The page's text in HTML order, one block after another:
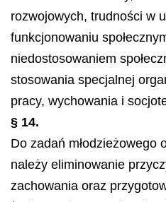
rozwojowych, trudności w
funkcjonowaniu
niedostosowaniem
stosowania specjalnej
pracy, wychowania i
§ 14.
Do zadań młodzieżowego
należy eliminowanie
zachowania oraz